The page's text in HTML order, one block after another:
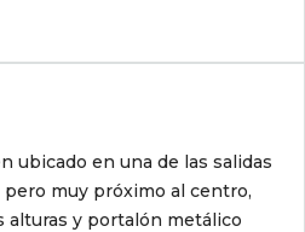
ubicado en una de las salidas
muy próximo al centro,
alturas y portalón metálico